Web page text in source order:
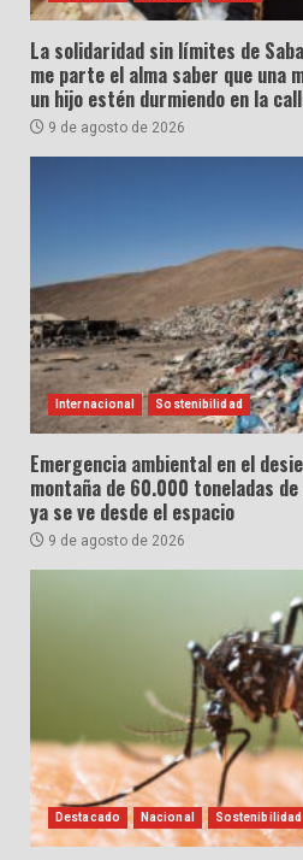
La solidaridad sin límites de
me parte el alma saber que una
un hijo estén durmiendo en la
9 de agosto de 2026
Internacional Sostenibilidad
Emergencia ambiental en el
montaña de 60.000 toneladas
ya se ve desde el espacio
9 de agosto de 2026
Destacado Nacional Sostenibilidad